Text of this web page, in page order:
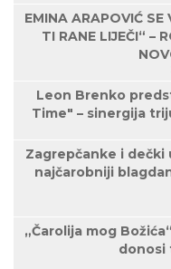
EMINA ARAPOVIĆ SE
TI RANE LIJEČI“ –
Leon Brenko
Time" – sinergija
Zagrepčanke i dečki
najčarobniji
„Čarolija mog
donosi